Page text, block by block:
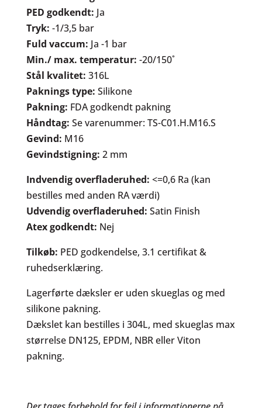
PED godkendt: Ja
Tryk: -1/3,5 bar
Fuld vaccum: Ja -1 bar
Min./ max. temperatur: -20/150˚
Stål kvalitet: 316L
Paknings type: Silikone
Pakning: FDA godkendt pakning
Håndtag: Se varenummer: TS-C01.H.M16.S
Gevind: M16
Gevindstigning: 2 mm
Indvendig overfladeruhed: <=0,6 Ra (kan
bestilles med anden RA værdi)
Udvendig overfladeruhed: Satin Finish
Atex godkendt: Nej
Tilkøb: PED godkendelse, 3.1 certifikat &
ruhedserklæring.
Lagerførte dæksler er uden skueglas og med
silikone pakning.
Dækslet kan bestilles i 304L, med skueglas max
størrelse DN125, EPDM, NBR eller Viton
pakning.